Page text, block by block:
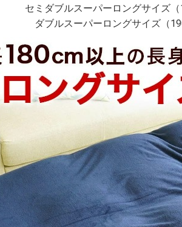
セミダブルスーパーロングサイズ
ダブルスーパーロングサイズ（